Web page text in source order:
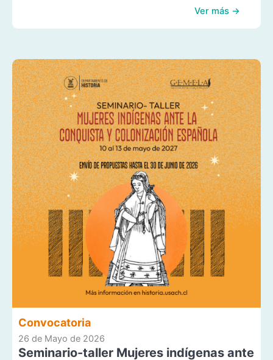
Ver más →
Convocatoria
26 de Mayo de 2026
Seminario-taller Mujeres indígenas ante